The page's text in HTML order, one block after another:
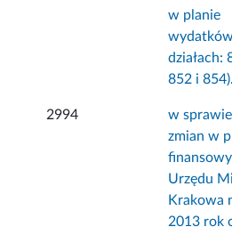
w planie
działach:
852 i 854).
2994
w sprawie
zmian w
Urzędu
Krakowa
2013 rok